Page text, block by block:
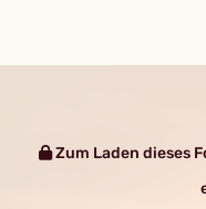
Zum Laden dieses